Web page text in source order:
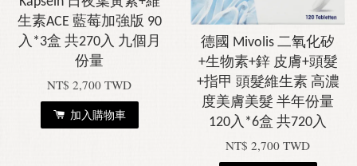
生素ACE 藍莓加強版 90
入*3盒 共270入 九個月
份量
NT$ 2,700 TWD
加入購物車
德國 Mivolis 二氧化矽
+生物素+鋅 皮膚+頭髮
+指甲 頭髮維生素 高濃
度美膚美髮 半年份量
120入*6盒 共720入
NT$ 2,700 TWD